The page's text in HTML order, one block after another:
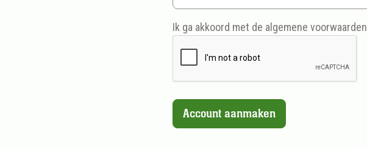
Ik ga akkoord met de algemene voorwaarden